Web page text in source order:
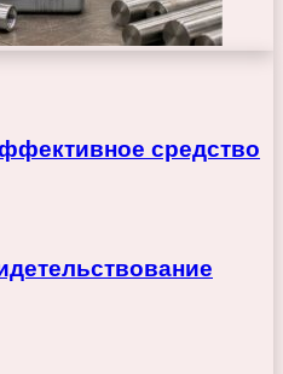
средство